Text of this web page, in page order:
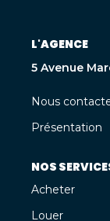
L'AGENCE
5 Avenue
Nous
Présentation
NOS
Acheter
Louer